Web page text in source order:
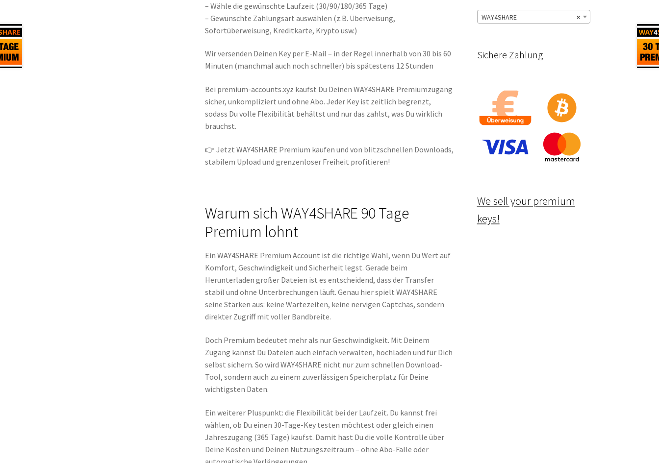
– Wähle die gewünschte Laufzeit (30/90/180/365 Tage)
– Gewünschte Zahlungsart auswählen (z.B. Überweisung,
Sofortüberweisung, Kreditkarte, Krypto usw.)
Wir versenden Deinen Key per E-Mail – in der Regel innerhalb von 30 bis 60
Minuten (manchmal auch noch schneller) bis spätestens 12 Stunden
Bei premium-accounts.xyz kaufst Du Deinen WAY4SHARE Premiumzugang
sicher, unkompliziert und ohne Abo. Jeder Key ist zeitlich begrenzt,
sodass Du volle Flexibilität behältst und nur das zahlst, was Du wirklich
brauchst.
👉 Jetzt WAY4SHARE Premium kaufen und von blitzschnellen Downloads,
stabilem Upload und grenzenloser Freiheit profitieren!
Warum sich WAY4SHARE 90 Tage
Premium lohnt
Ein WAY4SHARE Premium Account ist die richtige Wahl, wenn Du Wert auf
Komfort, Geschwindigkeit und Sicherheit legst. Gerade beim
Herunterladen großer Dateien ist es entscheidend, dass der Transfer
stabil und ohne Unterbrechungen läuft. Genau hier spielt WAY4SHARE
seine Stärken aus: keine Wartezeiten, keine nervigen Captchas, sondern
direkter Zugriff mit voller Bandbreite.
Doch Premium bedeutet mehr als nur Geschwindigkeit. Mit Deinem
Zugang kannst Du Dateien auch einfach verwalten, hochladen und für Dich
selbst sichern. So wird WAY4SHARE nicht nur zum schnellen Download-
Tool, sondern auch zu einem zuverlässigen Speicherplatz für Deine
wichtigsten Daten.
Ein weiterer Pluspunkt: die Flexibilität bei der Laufzeit. Du kannst frei
wählen, ob Du einen 30-Tage-Key testen möchtest oder gleich einen
Jahreszugang (365 Tage) kaufst. Damit hast Du die volle Kontrolle über
Deine Kosten und Deinen Nutzungszeitraum – ohne Abo-Falle oder
×
WAY4SHARE
Sichere Zahlung
We sell your premium
keys!